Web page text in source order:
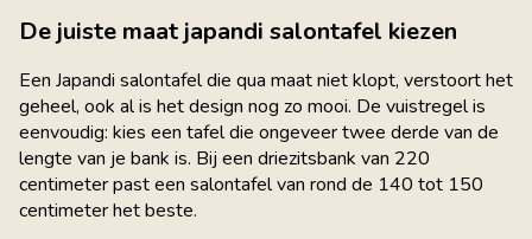
De juiste maat japandi salontafel kiezen
Een Japandi salontafel die qua maat niet klopt, verstoort het
geheel, ook al is het design nog zo mooi. De vuistregel is
eenvoudig: kies een tafel die ongeveer twee derde van de
lengte van je bank is. Bij een driezitsbank van 220
centimeter past een salontafel van rond de 140 tot 150
centimeter het beste.